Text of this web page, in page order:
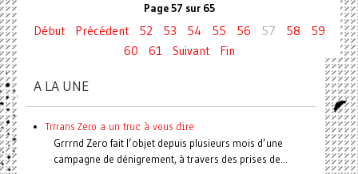
Page 57 sur 65
Début Précédent 52 53 54 55 56 57 58
59
60
61 Suivant Fin
A LA UNE
Trrrans Zero a un truc à vous dire
Grrrnd Zero fait l’objet depuis plusieurs mois d’une
campagne de dénigrement, à travers des prises de...